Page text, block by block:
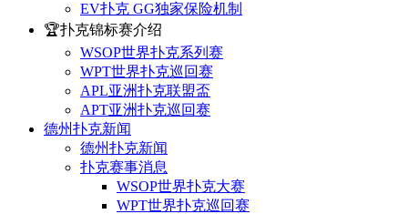
EV扑克 GG独家保险机制
🏆扑克锦标赛介绍
WSOP世界扑克系列赛
WPT世界扑克巡回赛
APL亚洲扑克联盟盃
APT亚洲扑克巡回赛
德州扑克新闻
德州扑克新闻
扑克赛事消息
WSOP世界扑克大赛
WPT世界扑克巡回赛